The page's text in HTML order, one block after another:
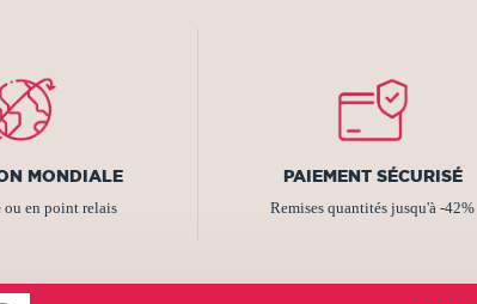
MONDIALE
en point relais
PAIEMENT SÉCURISÉ
Remises quantités jusqu'à -42%